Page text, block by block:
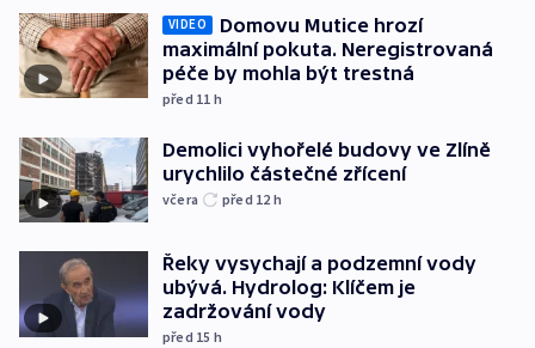
VIDEO
Domovu Mutice hrozí
maximální pokuta. Neregistrovaná
péče by mohla být trestná
před 11 h
Demolici vyhořelé budovy ve Zlíně
urychlilo částečné zřícení
včera před 12 h
Řeky vysychají a podzemní vody
ubývá. Hydrolog: Klíčem je
zadržování vody
před 15 h